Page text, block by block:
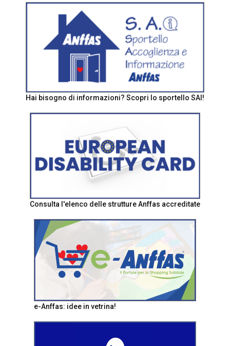
Hai bisogno di informazioni? Scopri lo sportello SAI!
Consulta l'elenco delle strutture Anffas accreditate
e-Anffas: idee in vetrina!